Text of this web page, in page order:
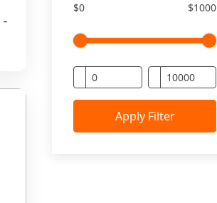
-
$0 $1000
Apply Filter